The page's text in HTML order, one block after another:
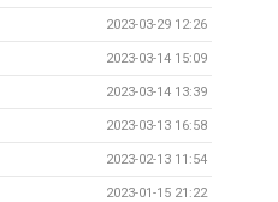
2023-03-29 12:26
2023-03-14 15:09
2023-03-14 13:39
2023-03-13 16:58
2023-02-13 11:54
2023-01-15 21:22